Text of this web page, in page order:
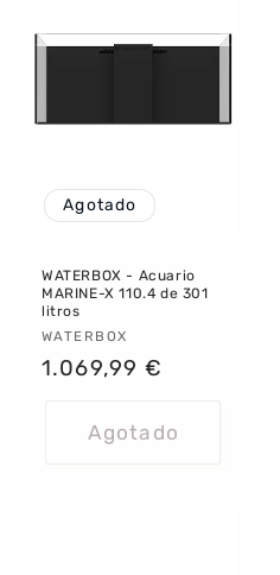
Agotado
WATERBOX - Acuario
MARINE-X 110.4 de 301
litros
Proveedor:
WATERBOX
Precio
1.069,99 €
Agotado